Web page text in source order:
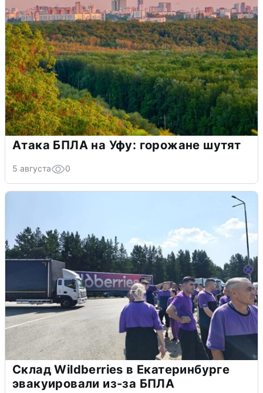
Атака БПЛА на Уфу: горожане шутят
5 августа 0
Склад Wildberries в Екатеринбурге
эвакуировали из-за БПЛА